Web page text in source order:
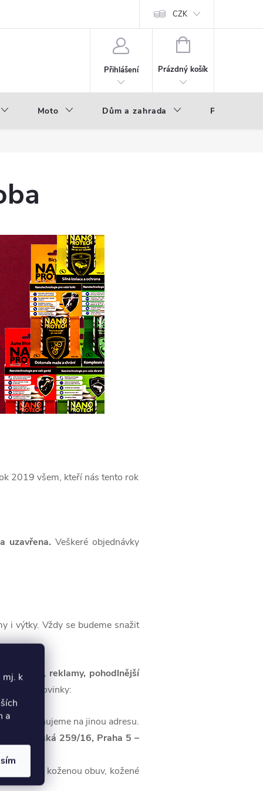
mj. k
a
CZK
Přihlášení
NÁKUPNÍ
Prázdný košík
Moto Dům a zahrada
2019 všem, kteří nás tento rok
uzavřena. Veškeré objednávky
i výtky. Vždy se budeme snažit
výstavy, reklamy, pohodlnější
dvě novinky:
se stěhujeme na jinou adresu.
Strojírenská 259/16, Praha 5 –
na koženou obuv, kožené